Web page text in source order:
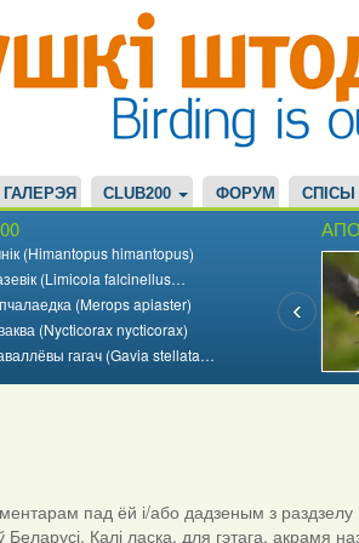
ГАЛЕРЭЯ CLUB200 ФОРУМ
(Himantopus himantopus)
(Limicola falcinellus…
(Merops apiaster)
(Nycticorax nycticorax)
гагач (Gavia stellata…
пад ёй і/або дадзеным з
Беларусі. Калі ласка, для гэтага, акрамя